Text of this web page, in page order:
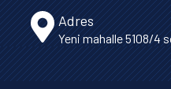
Adres
Yeni mahalle 5108/4